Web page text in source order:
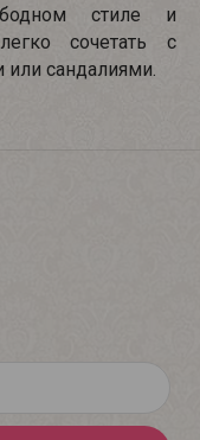
стиле и
сочетать с
сандалиями.